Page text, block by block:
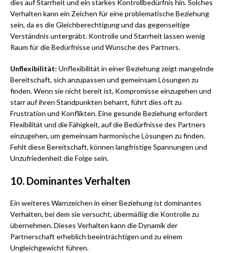
dies auf Starrheit und ein starkes Kontrollbedürfnis hin. Solches
Verhalten kann ein Zeichen für eine problematische Beziehung
sein, da es die Gleichberechtigung und das gegenseitige
Verständnis untergräbt. Kontrolle und Starrheit lassen wenig
Raum für die Bedürfnisse und Wünsche des Partners.
Unflexibilität: Unflexibilität in einer Beziehung zeigt mangelnde
Bereitschaft, sich anzupassen und gemeinsam Lösungen zu
finden. Wenn sie nicht bereit ist, Kompromisse einzugehen und
starr auf ihren Standpunkten beharrt, führt dies oft zu
Frustration und Konflikten. Eine gesunde Beziehung erfordert
Flexibilität und die Fähigkeit, auf die Bedürfnisse des Partners
einzugehen, um gemeinsam harmonische Lösungen zu finden.
Fehlt diese Bereitschaft, können langfristige Spannungen und
Unzufriedenheit die Folge sein.
10. Dominantes Verhalten
Ein weiteres Warnzeichen in einer Beziehung ist dominantes
Verhalten, bei dem sie versucht, übermäßig die Kontrolle zu
übernehmen. Dieses Verhalten kann die Dynamik der
Partnerschaft erheblich beeinträchtigen und zu einem
Ungleichgewicht führen.